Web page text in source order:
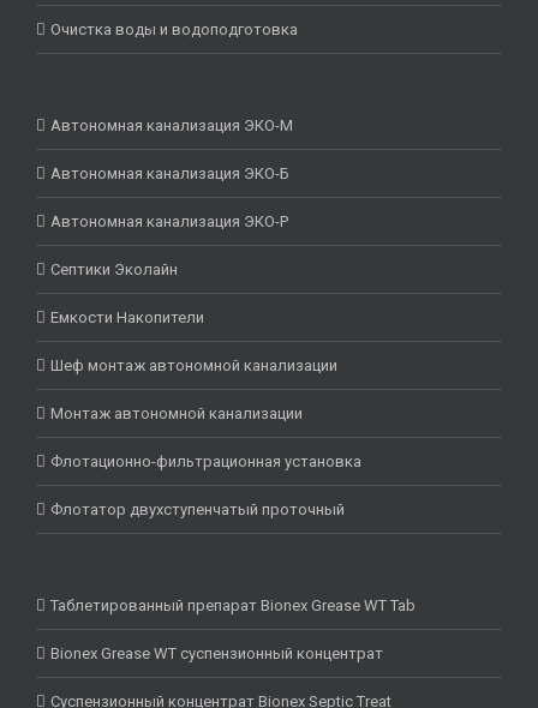
Очистка воды и водоподготовка
Автономная канализация ЭКО-М
Автономная канализация ЭКО-Б
Автономная канализация ЭКО-Р
Септики Эколайн
Емкости Накопители
Шеф монтаж автономной канализации
Монтаж автономной канализации
Флотационно-фильтрационная установка
Флотатор двухступенчатый проточный
Таблетированный препарат Bionex Grease WT Tab
Bionex Grease WT суспензионный концентрат
Суспензионный концентрат Bionex Septic Treat